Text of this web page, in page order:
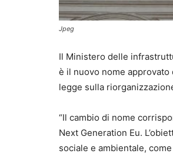
Jpeg
Il Ministero delle
è il nuovo nome
legge sulla
“Il cambio di nome
Next Generation Eu.
sociale e ambientale,